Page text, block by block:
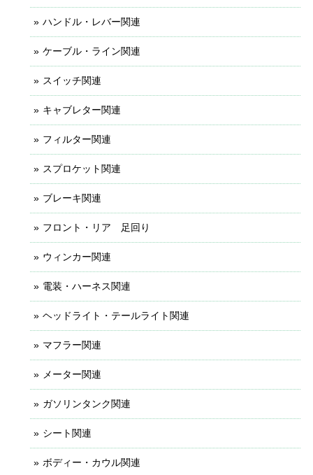
ハンドル・レバー関連
ケーブル・ライン関連
スイッチ関連
キャブレター関連
フィルター関連
スプロケット関連
ブレーキ関連
フロント・リア 足回り
ウィンカー関連
電装・ハーネス関連
ヘッドライト・テールライト関連
マフラー関連
メーター関連
ガソリンタンク関連
シート関連
ボディー・カウル関連